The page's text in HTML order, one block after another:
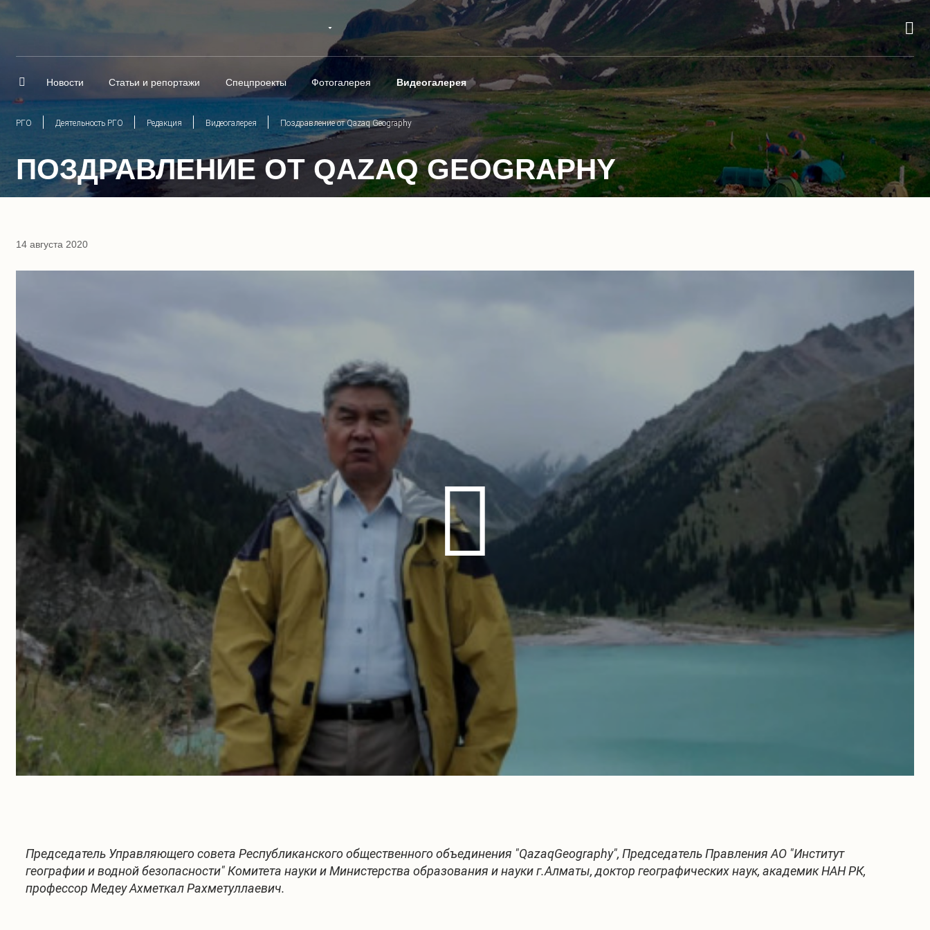
Новости Статьи и репортажи Спецпроекты Фотогалерея Видеогалерея
РГО Деятельность РГО Редакция Видеогалерея Поздравление от Qazaq Geography
ПОЗДРАВЛЕНИЕ ОТ QAZAQ GEOGRAPHY
14 августа 2020
Председатель Управляющего совета Республиканского общественного объединения "QazaqGeography", Председатель Правления АО "Институт
географии и водной безопасности" Комитета науки и Министерства образования и науки г.Алматы, доктор географических наук, академик НАН РК,
профессор Медеу Ахметкал Рахметуллаевич.